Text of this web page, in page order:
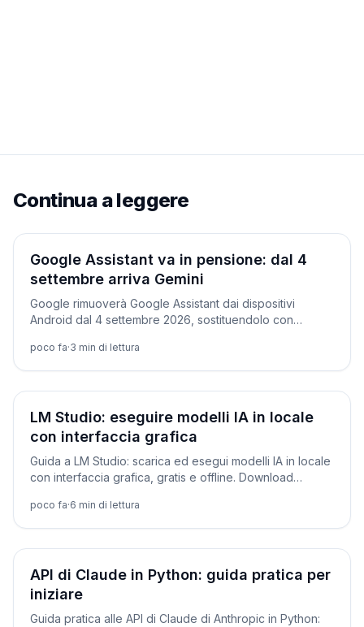
Continua a leggere
Prodotti
Google Assistant va in pensione: dal 4
settembre arriva Gemini
Google rimuoverà Google Assistant dai dispositivi
Android dal 4 settembre 2026, sostituendolo con
eccezioni.
poco fa·3 min di lettura
Tutorial
LM Studio: eseguire modelli IA in locale
con interfaccia grafica
Guida a LM Studio: scarica ed esegui modelli IA in locale
con interfaccia grafica, gratis e offline. Download
API.
poco fa·6 min di lettura
Tutorial
API di Claude in Python: guida pratica per
iniziare
Guida pratica alle API di Claude di Anthropic in Python: